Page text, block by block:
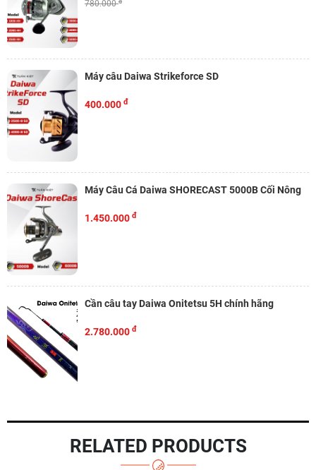
780.000
Máy câu Daiwa Strikeforce SD
400.000 đ
Máy Câu Cá Daiwa SHORECAST 5000B Cối Nông
1.450.000 đ
Cần câu tay Daiwa Onitetsu 5H chính hãng
2.780.000 đ
RELATED PRODUCTS